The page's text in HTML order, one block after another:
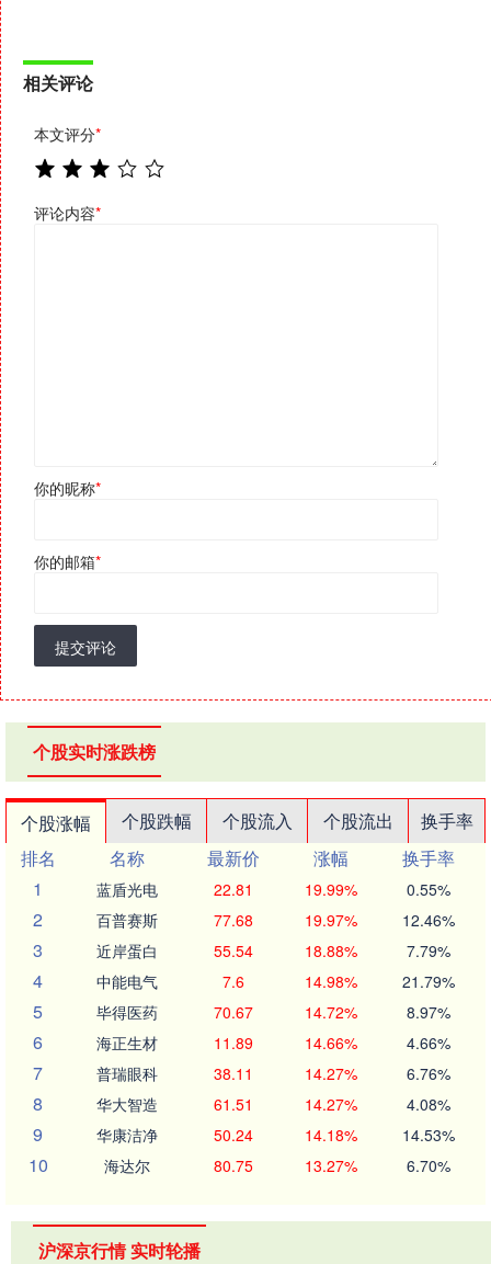
相关评论
本文评分*
评论内容*
你的昵称*
你的邮箱*
提交评论
个股实时涨跌榜
个股涨幅 个股跌幅 个股流入 个股流出
换手率
排名
名称 最新价 涨幅
换手率
1
蓝盾光电 22.81 19.99% 0.55%
2 百普赛斯 77.68 19.97% 12.46%
3 近岸蛋白 55.54 18.88% 7.79%
4 中能电气 7.6 14.98% 21.79%
5 毕得医药 70.67 14.72% 8.97%
6 海正生材 11.89 14.66% 4.66%
7 普瑞眼科 38.11 14.27% 6.76%
8 华大智造 61.51 14.27% 4.08%
9 华康洁净 50.24 14.18% 14.53%
10 海达尔 80.75 13.27% 6.70%
沪深京行情 实时轮播